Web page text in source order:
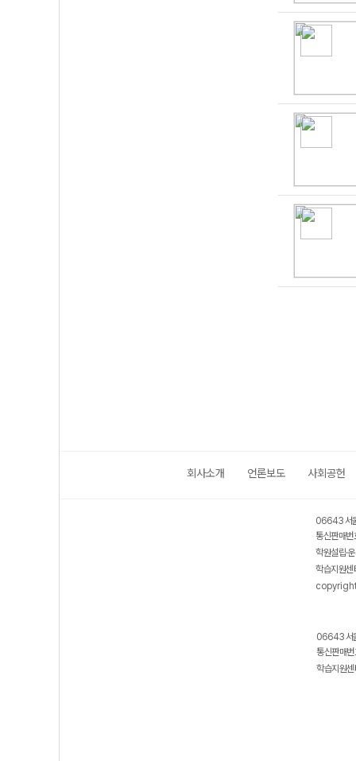
회사소개 언론보도 사회공헌
06643 서
통신판매
학원설립·
학습지원
06643 서
통신판매
학습지원